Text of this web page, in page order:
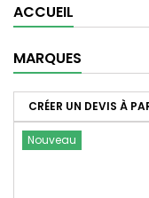
ACCUEIL
MARQUES
CRÉER UN DEVIS À
Nouveau